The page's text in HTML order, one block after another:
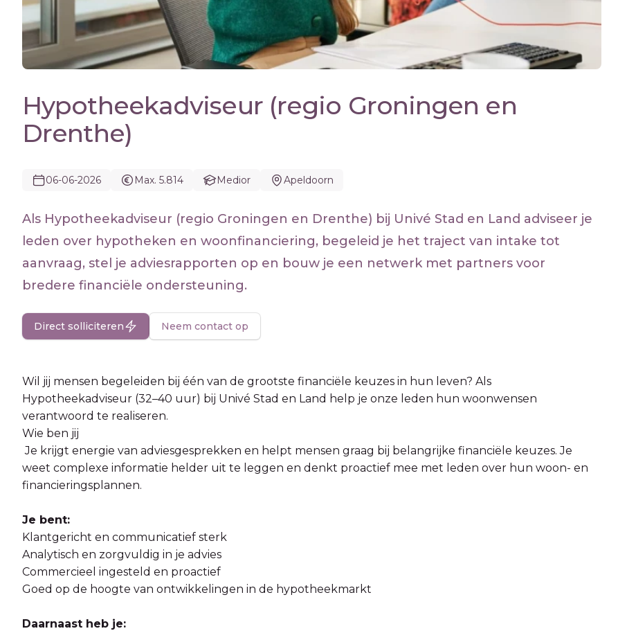
Hypotheekadviseur (regio Groningen en
Drenthe)
06-06-2026 Max. 5.814 Medior Apeldoorn
Als Hypotheekadviseur (regio Groningen en Drenthe) bij Univé Stad en Land adviseer je
leden over hypotheken en woonfinanciering, begeleid je het traject van intake tot
aanvraag, stel je adviesrapporten op en bouw je een netwerk met partners voor
bredere financiële ondersteuning.
Direct solliciteren Neem contact op
Wil jij mensen begeleiden bij één van de grootste financiële keuzes in hun leven? Als
Hypotheekadviseur (32–40 uur) bij Univé Stad en Land help je onze leden hun woonwensen
verantwoord te realiseren.
Wie ben jij
Je krijgt energie van adviesgesprekken en helpt mensen graag bij belangrijke financiële keuzes. Je
weet complexe informatie helder uit te leggen en denkt proactief mee met leden over hun woon- en
financieringsplannen.
Je bent:
Klantgericht en communicatief sterk
Analytisch en zorgvuldig in je advies
Commercieel ingesteld en proactief
Goed op de hoogte van ontwikkelingen in de hypotheekmarkt
Daarnaast heb je: